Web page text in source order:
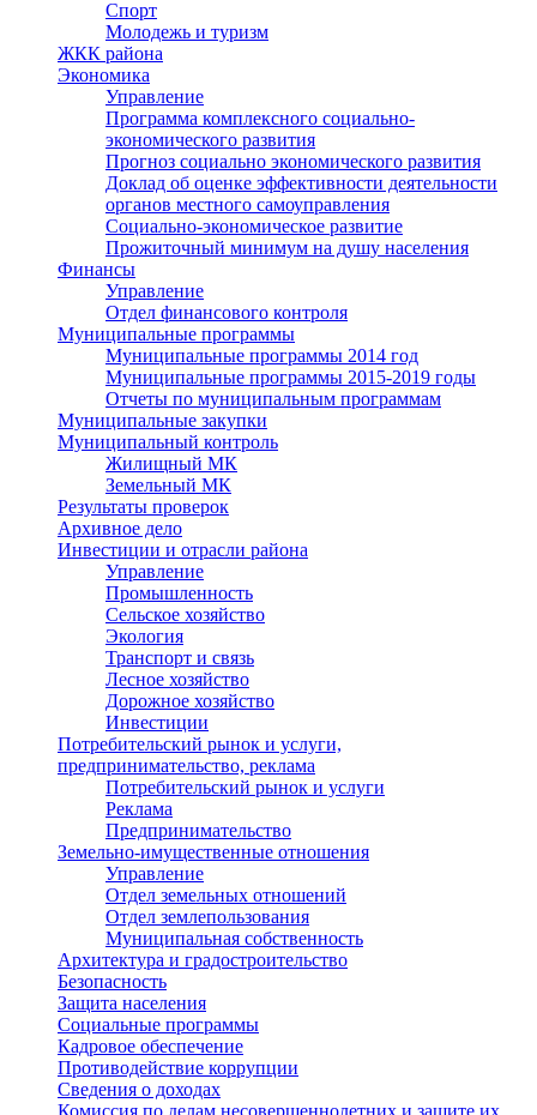
Спорт
Молодежь и туризм
ЖКК района
Экономика
Управление
Программа комплексного социально-
экономического развития
Прогноз социально экономического развития
Доклад об оценке эффективности деятельности
органов местного самоуправления
Социально-экономическое развитие
Прожиточный минимум на душу населения
Финансы
Управление
Отдел финансового контроля
Муниципальные программы
Муниципальные программы 2014 год
Муниципальные программы 2015-2019 годы
Отчеты по муниципальным программам
Муниципальные закупки
Муниципальный контроль
Жилищный МК
Земельный МК
Результаты проверок
Архивное дело
Инвестиции и отрасли района
Управление
Промышленность
Сельское хозяйство
Экология
Транспорт и связь
Лесное хозяйство
Дорожное хозяйство
Инвестиции
Потребительский рынок и услуги,
предпринимательство, реклама
Потребительский рынок и услуги
Реклама
Предпринимательство
Земельно-имущественные отношения
Управление
Отдел земельных отношений
Отдел землепользования
Муниципальная собственность
Архитектура и градостроительство
Безопасность
Защита населения
Социальные программы
Кадровое обеспечение
Противодействие коррупции
Сведения о доходах
Комиссия по делам несовершеннолетних и защите их